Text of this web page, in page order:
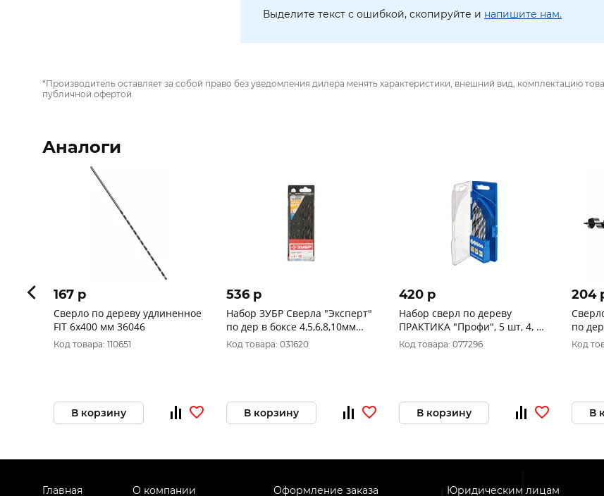
Выделите текст с ошибкой, скопируйте и напишите нам.
*Производитель оставляет за собой право без уведомления дилера менять характеристики, внешний вид, комплектацию
публичной офертой
Аналоги
167 p
Сверло по дереву удлиненное
FIT 6х400 мм 36046
Код товара: 110651
В корзину
536 p
Набор ЗУБР Сверла "Эксперт"
по дер в боксе 4,5,6,8,10мм
5шт 29421-Н5
Код товара: 031620
В корзину
420 p
Набор сверл по дереву
ПРАКТИКА "Профи", 5 шт, 4, 5,
6, 8, 10 мм, ПРО кассета 640-
353
Код товара: 077296
В корзину
204
по
36282
Код
В
Главная О компании Оформление заказа Юридическим лицам